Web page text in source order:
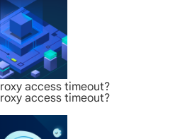
access timeout?
access timeout?